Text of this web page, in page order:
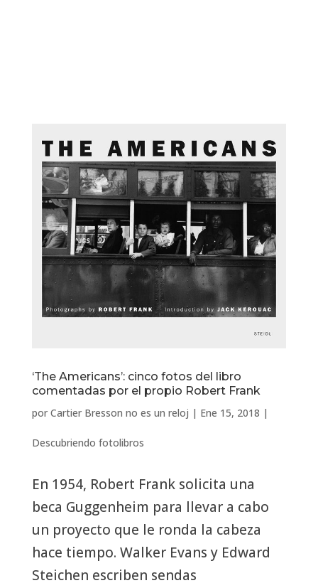
‘The Americans’: cinco fotos del libro
comentadas por el propio Robert Frank
por Cartier Bresson no es un reloj | Ene 15, 2018 |
Descubriendo fotolibros
En 1954, Robert Frank solicita una
beca Guggenheim para llevar a cabo
un proyecto que le ronda la cabeza
hace tiempo. Walker Evans y Edward
Steichen escriben sendas